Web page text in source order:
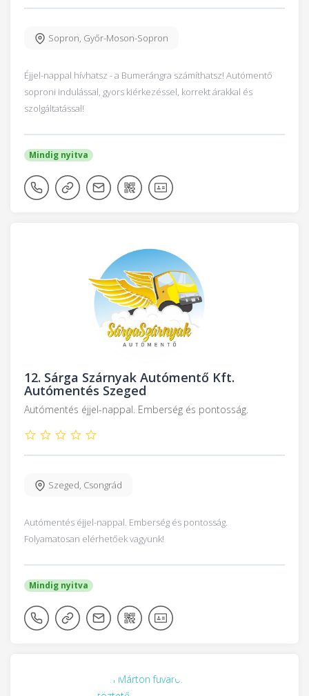
Sopron, Győr-Moson-Sopron
Éjjel-nappal hívhatsz - a Bumerángra számíthatsz! Autómentő
soproni indulással, gyors kiérkezéssel, korrekt árakkal és
szolgáltatással!
Mindig nyitva
12. Sárga Szárnyak Autómentő Kft.
Autómentés Szeged
Autómentés éjjel-nappal. Emberség és pontosság.
Szeged, Csongrád
Autómentés éjjel-nappal. Emberség és pontosság.
Folyamatosan elérhetőek vagyunk!
Mindig nyitva